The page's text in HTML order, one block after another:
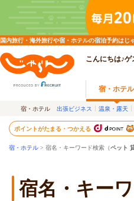
国内旅行・海外旅行や宿・ホテルの宿泊予約は
こんにちは♪ゲ
宿・ホテル
宿・ホテル 出張ビジネス 温泉・露天
ポイントがたまる・つかえる
宿・ホテル > 宿名・キーワード検索（ペット
宿名・キー